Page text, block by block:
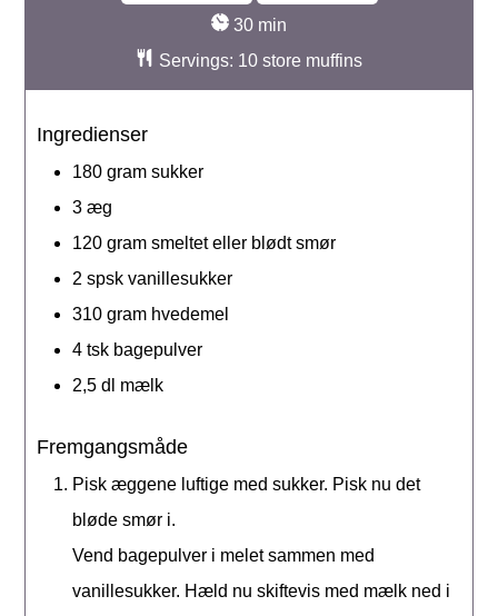
30minutter
min
Servings: 10 store muffins
Ingredienser
180 gramsukker
3æg
120 gramsmeltet eller blødt smør
2 spsk vanillesukker
310 gram hvedemel
4tsk bagepulver
2,5 dl mælk
Fremgangsmåde
Pisk æggene luftige med sukker. Pisk nu det
bløde smør i.
Vend bagepulver i melet sammen med
vanillesukker. Hæld nu skiftevis med mælk ned i